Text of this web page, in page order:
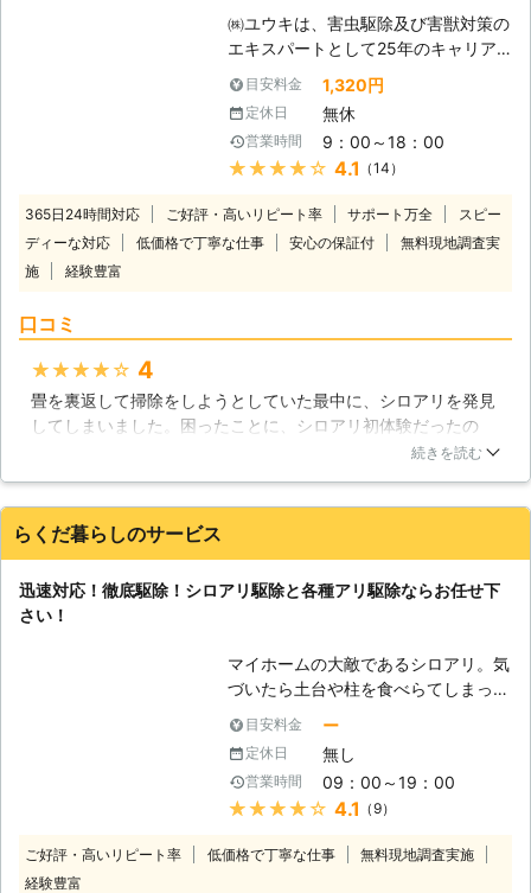
し、分かりやすくご説明致しますが、
不安な点がありましたら、お気軽にご
相談下さい。保証期間5年の保証書も
しっかり発行し、保証期間中は定期的
に点検にお伺いしてシロアリの再発が
無いかチェックし、管理させていただ
きますのでご安心下さい。シロアリ予
すので、弊社にぜひご一報下さい。
㈱ユウキは、害虫駆除及び害獣対策の
エキスパートとして25年のキャリア
に基づいて大切なお家の環境維持に努
めてまいります。年中無休と迅速な対
応を常として、お客様の信頼にこたえ
てまいります。まずはお気軽にご相談
からでも結構ですのでご連絡くださ
験豊富な当社では、丁寧なサービスと
高品質な薬剤使用で、お客様に満足い
ためにこれからも精進してまいります
ご安心いただくため、大手保険会社と
の協力により、5年間の安心保証をお
まな害虫・害獣駆除にご対応】 シロ
ロアリ全般 ・ゴキブリ ・チョウバエ
・ダニ ・ノミ ・ネズミ ・ハクビシン
・コウモリ ・ハト これらの被害でお
悩みなら、今すぐ当社までお電話をお
待ちしております。
目安料金 1,320円
定休日 無休
営業時間 9：00～18：00
★★★★★ 4.1 （14）
365日24時間対応 ご好評・高いリピート率 サポート万全
スピー
ディーな対応
低価格で丁寧な仕事 安心の保証付
無料現地調査実
施
経験豊富
口コミ
★★★★★ 4
畳を裏返して掃除をしようとしていた最中に、シロアリを発見
してしまいました。困ったことに、シロアリ初体験だったの
で、どこに連絡すればよいか分からず生活110番をにらめっこ
たので安心してお願いする事が出来ました！実際の作業では、
時間もさほど掛からず、駆除だけでなく予防対策もして頂けた
千葉県
続きを読む
らくだ暮らしのサービス
迅速対応！徹底駆除！シロアリ駆除と各種アリ駆除ならお任せ下
さい！
マイホームの大敵であるシロアリ。気
づいたら土台や柱を食べらてしまって
いた、そんなご相談も多く寄せられま
す。シロアリを見つけたらすぐに株式
会社Rグループまでお問い合わせ下さ
い。 すぐに駆けつけて徹底的にシロ
アリ駆除を行い、大切なマイホームを
の様々な作業に対応しています】 シ
目安料金 ー
定休日 無し
営業時間 09：00～19：00
★★★★★ 4.1 （9）
ご好評・高いリピート率 低価格で丁寧な仕事
無料現地調査実施
経験豊富